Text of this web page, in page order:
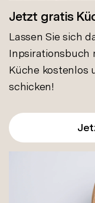
Jetzt gratis
Lassen Sie sich
Inpsirationsbuch
Küche kostenlos
schicken!